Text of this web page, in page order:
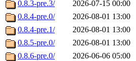
0.8.3-pre.3/
2026-07-15 00:00
0.8.4-pre.0/
2026-08-01 13:00
0.8.4-pre.1/
2026-08-01 13:00
0.8.5-pre.0/
2026-08-01 13:00
0.8.6-pre.0/
2026-06-06 05:00